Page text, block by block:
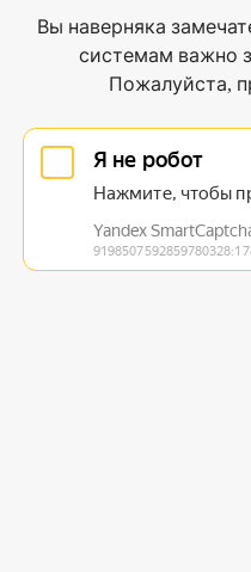
Вы наверняка
системам важно
Пожалуйста,